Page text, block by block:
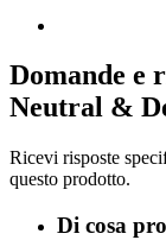
Domande e
Neutral &
Ricevi risposte
questo prodotto.
Di cosa